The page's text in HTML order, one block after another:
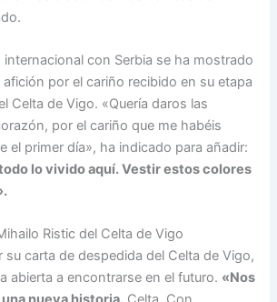
internacional con Serbia se ha mostrado
por el cariño recibido en su etapa
Celta de Vigo. «Quería daros las
por el cariño que me habéis
el primer día», ha indicado para añadir:
lo vivido aquí. Vestir estos colores
Ristic del Celta de Vigo
su carta de despedida del Celta de Vigo,
abierta a encontrarse en el futuro. «Nos